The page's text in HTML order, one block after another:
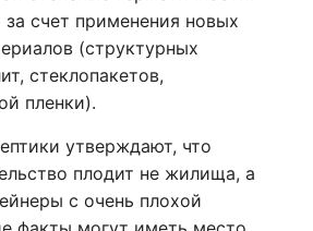
счет применения новых
(структурных
стеклопакетов,
пленки).
утверждают, что
плодит не жилища, а
с очень плохой